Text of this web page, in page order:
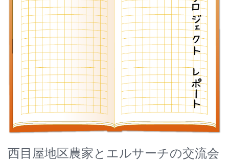
西目屋地区農家とエルサーチの交流会